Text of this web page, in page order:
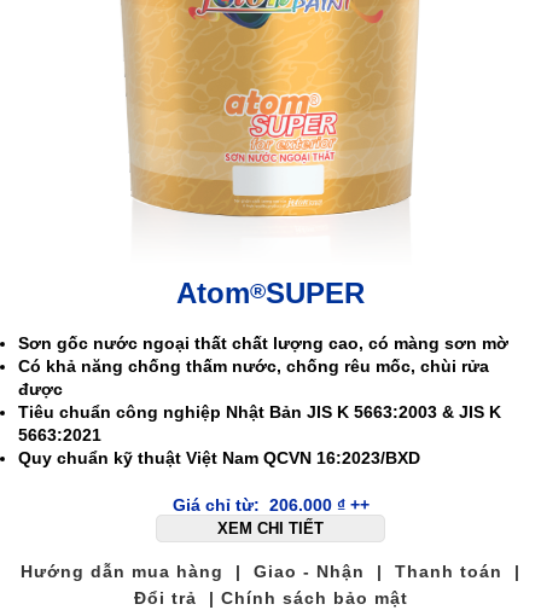
Atom®SUPER
Sơn gốc nước ngoại thất chất lượng cao, có màng sơn mờ
Có khả năng chống thấm nước, chống rêu mốc, chùi rửa
được
Tiêu chuẩn công nghiệp Nhật Bản JIS K 5663:2003 & JIS K
5663:2021
Quy chuẩn kỹ thuật Việt Nam QCVN 16:2023/BXD
Giá chỉ từ: 206.000 ₫++
XEM CHI TIẾT
Hướng dẫn mua hàng | Giao - Nhận | Thanh toán |
Đổi trả | Chính sách bảo mật